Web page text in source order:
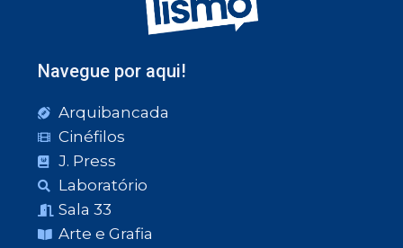
Navegue por aqui!
Arquibancada
Cinéfilos
J. Press
Laboratório
Sala 33
Arte e Grafia